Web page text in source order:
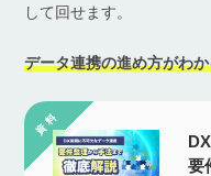
して回せます。
データ連携の進め方がわ
要